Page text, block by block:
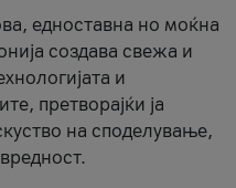
едноставна но моќна
создава свежа и
и
претворајќи ја
на споделување,